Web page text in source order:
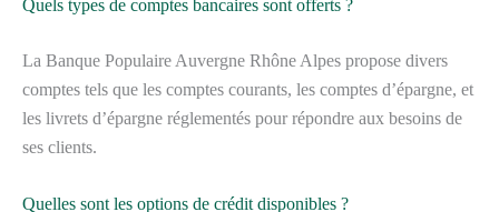
Quels types de comptes bancaires sont offerts ?
La Banque Populaire Auvergne Rhône Alpes propose divers
comptes tels que les comptes courants, les comptes d’épargne, et
les livrets d’épargne réglementés pour répondre aux besoins de
ses clients.
Quelles sont les options de crédit disponibles ?